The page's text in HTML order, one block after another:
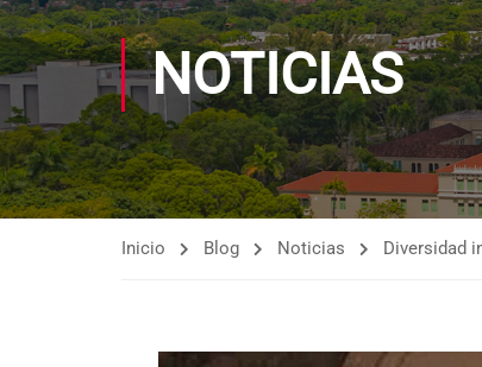
NOTICIAS
Inicio Blog Noticias Diversidad